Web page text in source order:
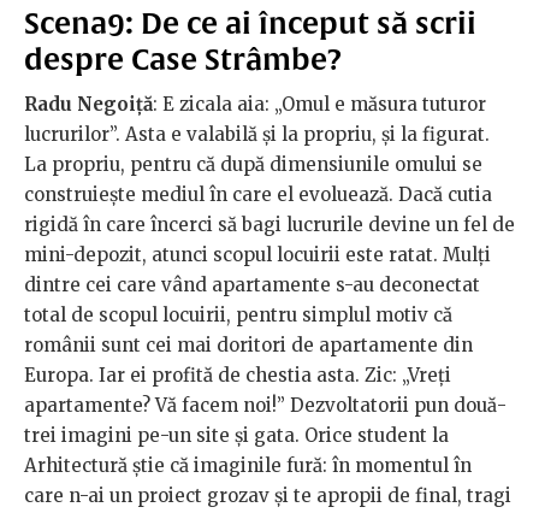
Scena9: De ce ai început să scrii
despre Case Strâmbe?
Radu Negoiță: E zicala aia: „Omul e măsura tuturor
lucrurilor”. Asta e valabilă și la propriu, și la figurat.
La propriu, pentru că după dimensiunile omului se
construiește mediul în care el evoluează. Dacă cutia
rigidă în care încerci să bagi lucrurile devine un fel de
mini-depozit, atunci scopul locuirii este ratat. Mulți
dintre cei care vând apartamente s-au deconectat
total de scopul locuirii, pentru simplul motiv că
românii sunt cei mai doritori de apartamente din
Europa. Iar ei profită de chestia asta. Zic: „Vreți
apartamente? Vă facem noi!” Dezvoltatorii pun două-
trei imagini pe-un site și gata. Orice student la
Arhitectură știe că imaginile fură: în momentul în
care n-ai un proiect grozav și te apropii de final, tragi